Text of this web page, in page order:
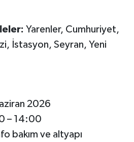
Yarenler, Cumhuriyet,
İstasyon, Seyran, Yeni
2026
– 14:00
bakım ve altyapı